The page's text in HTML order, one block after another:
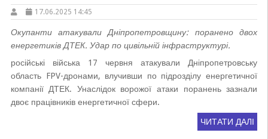
17.06.2025 14:45
Окупанти атакували Дніпропетровщину: поранено двох
енергетиків ДТЕК. Удар по цивільній інфраструктурі.
російські війська 17 червня атакували Дніпропетровську
область FPV-дронами, влучивши по підрозділу енергетичної
компанії ДТЕК. Унаслідок ворожої атаки поранень зазнали
двоє працівників енергетичної сфери.
ЧИТАТИ ДАЛІ